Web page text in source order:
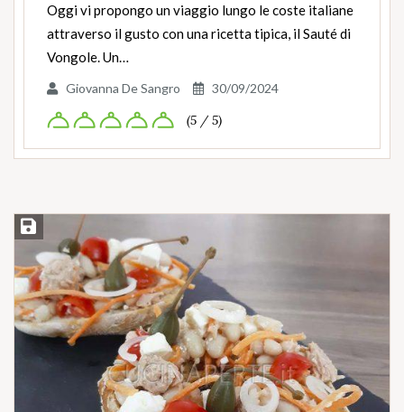
Oggi vi propongo un viaggio lungo le coste italiane
attraverso il gusto con una ricetta tipica, il Sauté di
Vongole. Un…
Giovanna De Sangro 30/09/2024
(5 / 5)
Salva ricetta